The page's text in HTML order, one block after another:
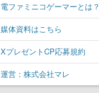
電ファミニコゲーマーとは？
媒体資料はこちら
XプレゼントCP応募規約
運営：株式会社マレ